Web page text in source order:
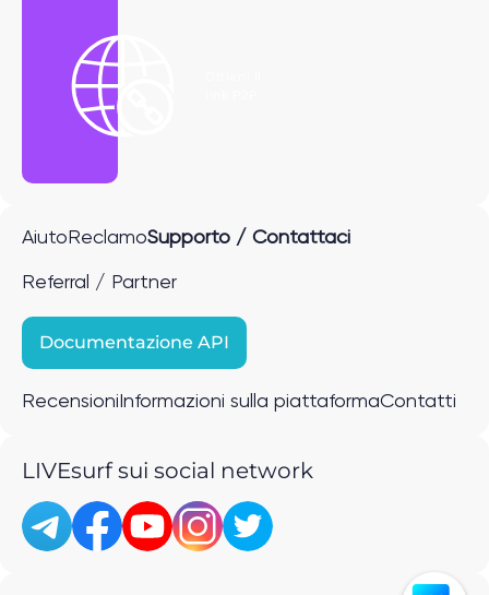
Aiuto ReclamoSupporto / Contattaci
Referral / Partner
Documentazione API
Recensioni Informazioni sulla piattaformaContatti
LIVEsurf sui social network